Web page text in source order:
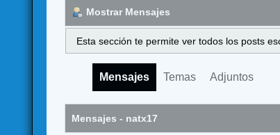
Mostrar Mensajes
Esta sección te permite ver todos los posts
Mensajes Temas Adjuntos
Mensajes - natx17